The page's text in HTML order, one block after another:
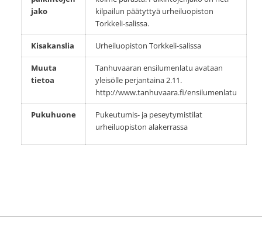
jako
kilpailun päätyttyä urheiluopiston
Torkkeli-salissa.
Kisakanslia Urheiluopiston Torkkeli-salissa
Muuta
tietoa
Tanhuvaaran ensilumenlatu avataan
yleisölle perjantaina 2.11.
http://www.tanhuvaara.fi/ensilumenlatu
Pukuhuone
Pukeutumis- ja peseytymistilat
urheiluopiston alakerrassa